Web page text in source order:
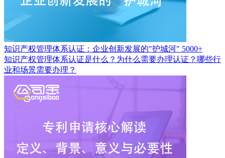
知识产权管理体系认证：企业创新发展的"护城河" 5000+
知识产权管理体系认证是什么？为什么需要办理认证？哪些行
业和场景需要办理？